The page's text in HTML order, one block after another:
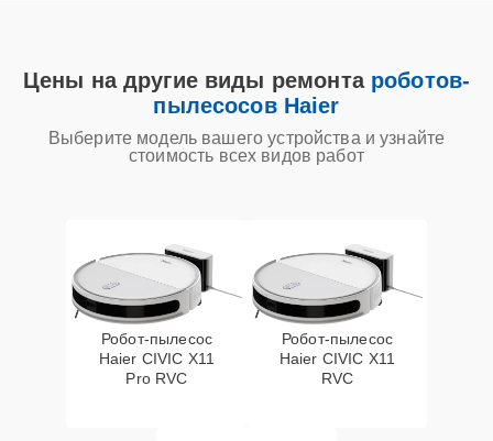
Цены на другие виды ремонта роботов-
пылесосов Haier
Выберите модель вашего устройства и узнайте
стоимость всех видов работ
Робот-пылесос
Haier CIVIC X11
Pro RVC
Робот-пылесос
Haier CIVIC X11
RVC